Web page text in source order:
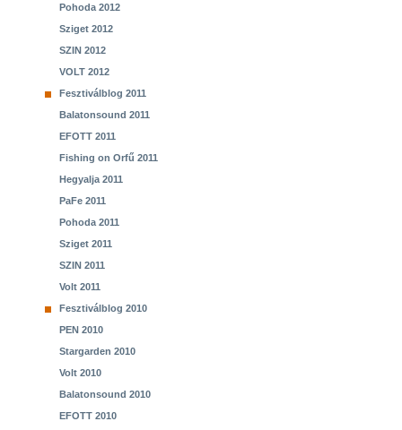
Pohoda 2012
Sziget 2012
SZIN 2012
VOLT 2012
Fesztiválblog 2011
Balatonsound 2011
EFOTT 2011
Fishing on Orfű 2011
Hegyalja 2011
PaFe 2011
Pohoda 2011
Sziget 2011
SZIN 2011
Volt 2011
Fesztiválblog 2010
PEN 2010
Stargarden 2010
Volt 2010
Balatonsound 2010
EFOTT 2010